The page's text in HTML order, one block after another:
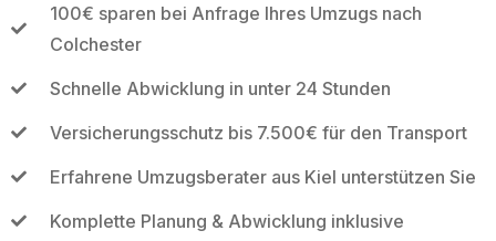
100€ sparen bei Anfrage Ihres Umzugs nach
Colchester
Schnelle Abwicklung in unter 24 Stunden
Versicherungsschutz bis 7.500€ für den Transport
Erfahrene Umzugsberater aus Kiel unterstützen Sie
Komplette Planung & Abwicklung inklusive